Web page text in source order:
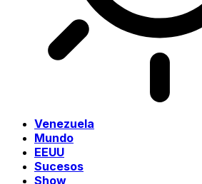
Venezuela
Mundo
EEUU
Sucesos
Show